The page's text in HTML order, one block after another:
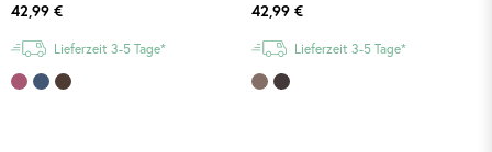
42,99 €
Lieferzeit 3-5 Tage*
42,99 €
Lieferzeit 3-5 Tage*